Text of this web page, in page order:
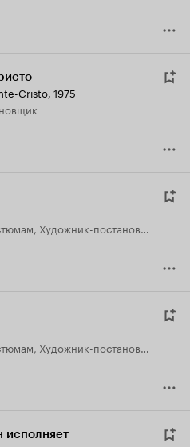
Cristo, 1975
Художник-постановщик
Художник-постановщик
исполняет